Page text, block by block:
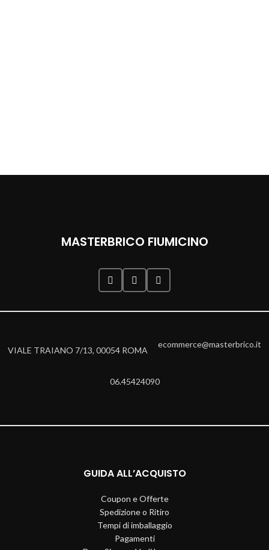
MASTERBRICO FIUMICINO
VIALE TRAIANO 7/13, 00054 ROMA
ecommerce@masterbrico.it
06.45424090
GUIDA ALL’ACQUISTO
Coupon e Offerte
Spedizione o Ritiro
Tempi di imballaggio
Pagamenti